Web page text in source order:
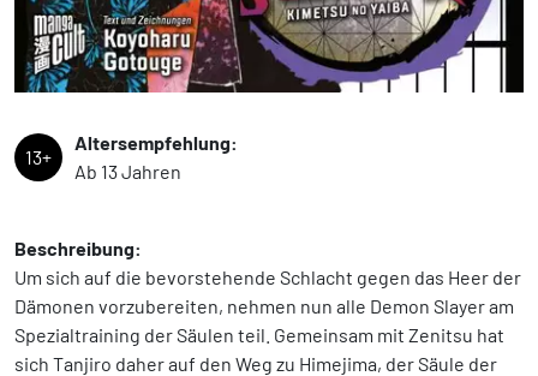
13+
Altersempfehlung:
Ab 13 Jahren
Beschreibung:
Um sich auf die bevorstehende Schlacht gegen das Heer der
Dämonen vorzubereiten, nehmen nun alle Demon Slayer am
Spezialtraining der Säulen teil. Gemeinsam mit Zenitsu hat
sich Tanjiro daher auf den Weg zu Himejima, der Säule der